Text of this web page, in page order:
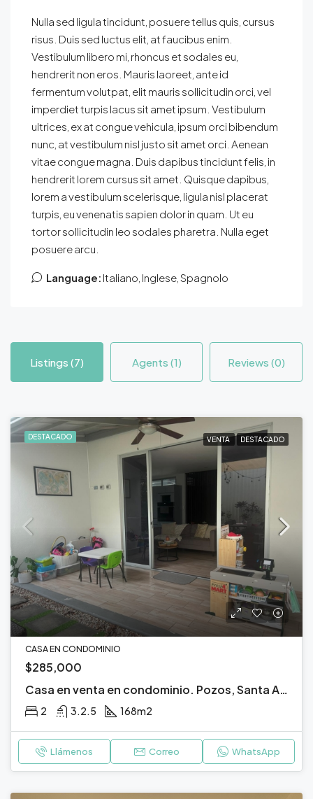
Nulla sed ligula tincidunt, posuere tellus quis, cursus
risus. Duis sed luctus elit, at faucibus enim.
Vestibulum libero mi, rhoncus et sodales eu,
hendrerit non eros. Mauris laoreet, ante id
fermentum volutpat, elit mauris sollicitudin orci, vel
imperdiet turpis lacus sit amet ipsum. Vestibulum
ultrices, ex at congue vehicula, ipsum orci bibendum
nunc, at vestibulum nisl justo sit amet orci. Aenean
vitae congue magna. Duis dapibus tincidunt felis, in
hendrerit lorem cursus sit amet. Quisque dapibus,
lorem a vestibulum scelerisque, ligula nisl placerat
turpis, eu venenatis sapien dolor in quam. Ut eu
tortor sollicitudin leo sodales pharetra. Nulla eget
posuere arcu.
Language: Italiano, Inglese, Spagnolo
Listings (7) Agents (1) Reviews (0)
DESTACADO VENTA DESTACADO
CASA EN CONDOMINIO
$285,000
Casa en venta en condominio. Pozos, Santa Ana, San José.
2 3.2.5 168m2
Llámenos Correo WhatsApp